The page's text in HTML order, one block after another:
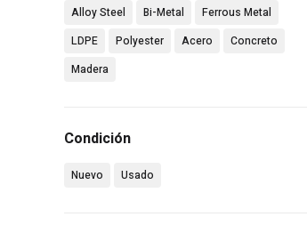
Alloy Steel Bi-Metal
Ferrous Metal
LDPE
Polyester Acero
Concreto
Madera
Condición
Nuevo Usado